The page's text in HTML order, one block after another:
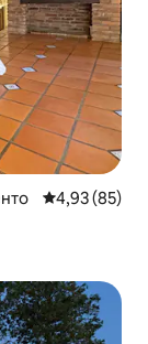
Просечна
4,93 (85)